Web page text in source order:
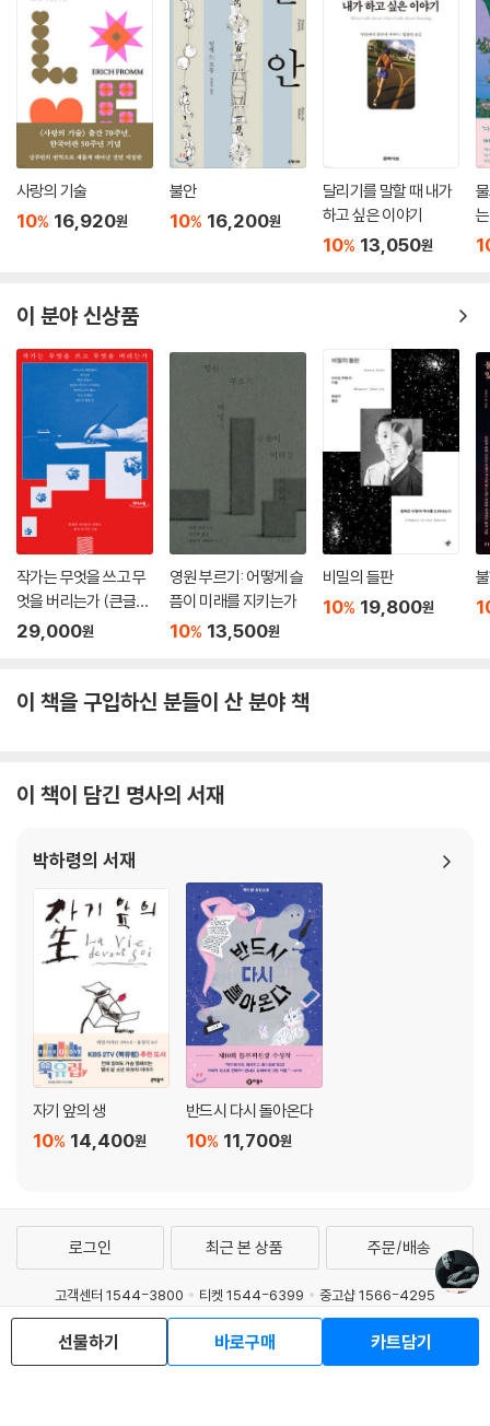
쿠시마 사람들을 고향 땅에서 몰아낸 것도 애초의 원인을 따져보면 바로
그 ‘효율’입니다. ‘원자력발전은 효율성이 높은 에너지고 따라서 선善이
다’라는 발상이, 그런 발상에서부터 결과적으로 날조되어진 ‘안전 신화’라
는 허구가, 이러한 비극적인 상황을, 회복하기 어려운 참사를, 이 나라에
몰고 온 것입니다. 그것은 바로 우리가 가진 상상력의 패배, 라고 말해도 무
방할지 모릅니다. 지금부터라도 늦지 않습니다. 우리는 그런 ‘효율’이라는
성급하고 위험한 가치관에 대항할 수 있는 자유로운 사고와 발상의 축을
개개인 속에 확립하지 않으면 안 됩니다. 그리고 그 축을 공동체=커뮤니티
로 키워나가야 합니다.
언젠가 나는 레즈비언 성향의 스무 살 여성이 될지도 모릅니다. 언젠가 나
는 서른 살의 실업 중인 하우스 허즈번드가 될지도 모릅니다. 그러면 나는
그때그때 주어진 구두를 신고 거기에 내 발 사이즈를 맞춰 행동에 들어갑
니다. 단지 그것뿐입니다. 발 사이즈에 구두를 맞추는 게 아니라 구두 사이
즈에 발을 맞추는 것입니다. 현실적으로는 일단 안 될 일이지만 소설가로
오래 살다 보면 그런 일이 자연스럽게 가능해집니다. 왜냐하면 그건 가공
의 일이니까. 그리고 가공의 일이란 꿈속에서 일어나는 일과 똑같은 것이
니까. 꿈이란―그것이 자면서 꾸는 꿈이건 깨어서 꾸는 꿈이건―거의 선
택의 여지가 없는 일이지요. 나는 기본적으로 그 흐름에 따르는 수밖에 없
습니다. 그리고 그 흐름에 자연스럽게 따르는 한, 온갖 ‘안 될 일’이 자유롭
물론 세간에는 남성 독자 대상의 책, 여성 독자 대상의 책이 있어도 좋겠지
독자의 마음을 환기하고 감동시킬 수 있었으면 좋겠다고 생각합니다. 그리
리고 그 날카로운 칼끝을 완화하는 기능을 가진 것이라고 나는 항상 생각
이 이 세계에서 아주 조금이라도 그런 포지티브한 역할을 해주기를 나 혼
제11회 해외에 나간다. 새로운 프런티어
스토리란 본래 현실에 대한 메타포로서 존재하는 것이고, 사람들은 변동하
는 주변 현실의 시스템을 따라잡기 위해, 혹은 거기서 밀려나지 않기 위해
자신의 내적인 장소에 앉혀야 할 새로운 스토리=새로운 메타포 시스템을
필요로 합니다. 그 두 가지 시스템(현실 사회의 시스템과 메타포 시스템)
을 제대로 연결하는 것에 의해, 다시 말해 주관 세계와 객관 세계를 오고 가
면서 상호 간에 제대로 적응하도록 하는 것에 의해, 사람들은 불확실한 현
실을 겨우겨우 받아들이고 평정심을 유지해나갈 수 있습니다. 내 소설이
제공하는 스토리의 리얼리티는 그러한 적응의 톱니바퀴로서 우연히 글로
제12회 이야기가 있는 곳ㆍ가와이 하야오 선생님의 추억
우리는 자주 만나서 대화를 나눴고, 하지만 무슨 얘기를 했는지 거의 기억
나지 않는다, 라고 앞에서 말씀드렸는데, 실은 그건 아무래도 상관없는 일
이라고 생각합니다. 그곳에 있었던 가장 중요한 것은 이야기 내용보다는
사랑의 기술
10% 16,920원
불안
10% 16,200원
달리기를 말할 때 내가
하고 싶은 이야기
10% 13,050원
이 분야 신상품
작가는 무엇을 쓰고 무
엇을 버리는가 (큰글자
도서)
29,000원
영원 부르기: 어떻게 슬
픔이 미래를 지키는가
10% 13,500원
비밀의 들판
10% 19,800원
이 책을 구입하신 분들이 산 분야 책
이 책이 담긴 명사의 서재
박하령의 서재
자기 앞의 생
10% 14,400원
반드시 다시 돌아온다
10% 11,700원
선물하기 바로구매 카트담기
로그인 최근 본 상품 주문/배송
고객센터 1544-3800 티켓 1544-6399
중고샵 1566-4295
eBook 1:1문의/채팅상담
예스이십사(주) 사업자 정보